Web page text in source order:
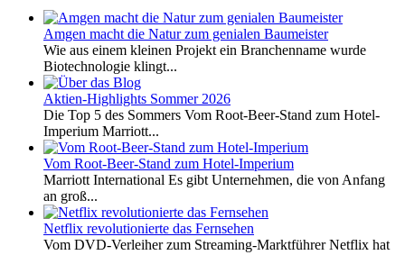
Amgen macht die Natur zum genialen Baumeister
Wie aus einem kleinen Projekt ein Branchenname wurde
Biotechnologie klingt...
Aktien-Highlights Sommer 2026
Die Top 5 des Sommers Vom Root-Beer-Stand zum Hotel-
Imperium Marriott...
Vom Root-Beer-Stand zum Hotel-Imperium
Marriott International Es gibt Unternehmen, die von Anfang
an groß...
Netflix revolutionierte das Fernsehen
Vom DVD-Verleiher zum Streaming-Marktführer Netflix hat